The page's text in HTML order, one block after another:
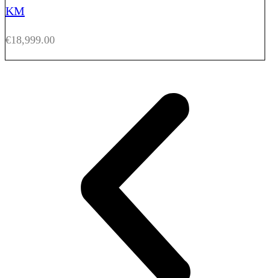
KM
€18,999.00